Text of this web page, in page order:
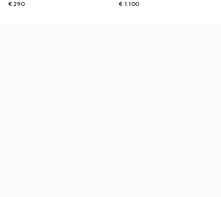
€ 290
€ 1.100